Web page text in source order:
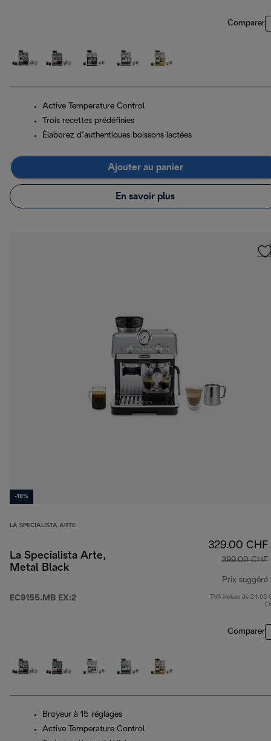
Comparer
Active Temperature Control
Trois recettes prédéfinies
Élaborez d’authentiques boissons lactées
Ajouter au panier
En savoir plus
-18%
LA SPECIALISTA ARTE
La Specialista Arte,
Metal Black
EC9155.MB EX:2
329.00 CHF
399.00 CHF
Prix suggéré
TVA incluse de 24.65
(
Comparer
Broyeur à 15 réglages
Active Temperature Control